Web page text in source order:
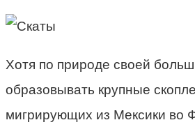
Хотя по природе своей
образовывать крупные
мигрирующих из Мексики во